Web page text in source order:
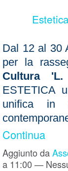
Dal 12 al 30
per la
Cultura
ESTETICA
unifica in
Continua
Aggiunto da
a 11:00 —